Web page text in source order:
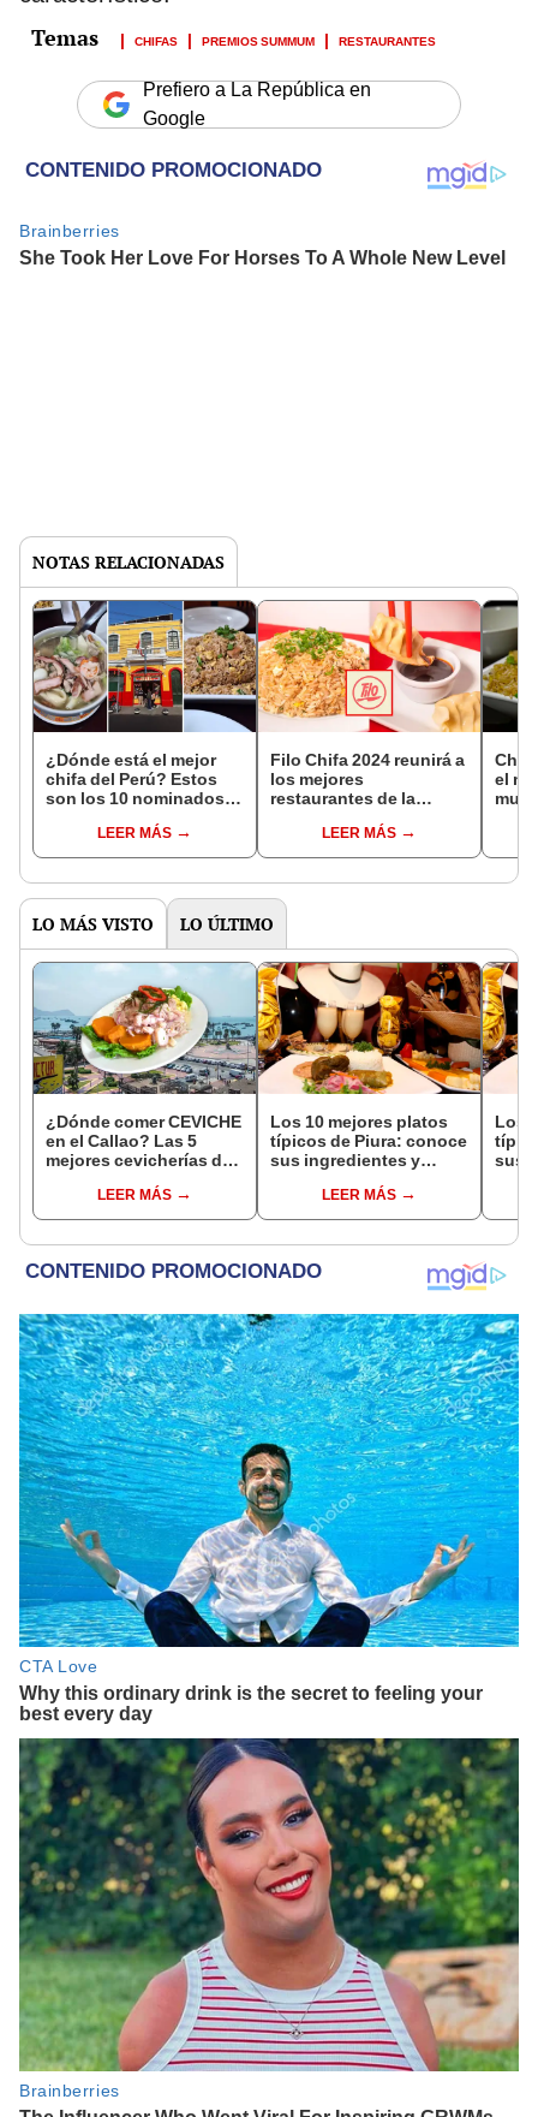
CHIFAS PREMIOS SUMMUM RESTAURANTES
Prefiero a La República en
Google
NOTAS RELACIONADAS
¿Dónde está el mejor
chifa del Perú? Estos
son los 10 nominados a
china en los Premios
Summum 2024
LEER MÁS
Filo Chifa 2024 reunirá a
los mejores
restaurantes de la
china: ¿cuándo es?
LEER MÁS
el
LO MÁS VISTO LO ÚLTIMO
¿Dónde comer CEVICHE
en el Callao? Las 5
mejores cevicherías del
según Google Maps
LEER MÁS
Los 10 mejores platos
típicos de Piura: conoce
sus ingredientes y
LEER MÁS
Los
sus